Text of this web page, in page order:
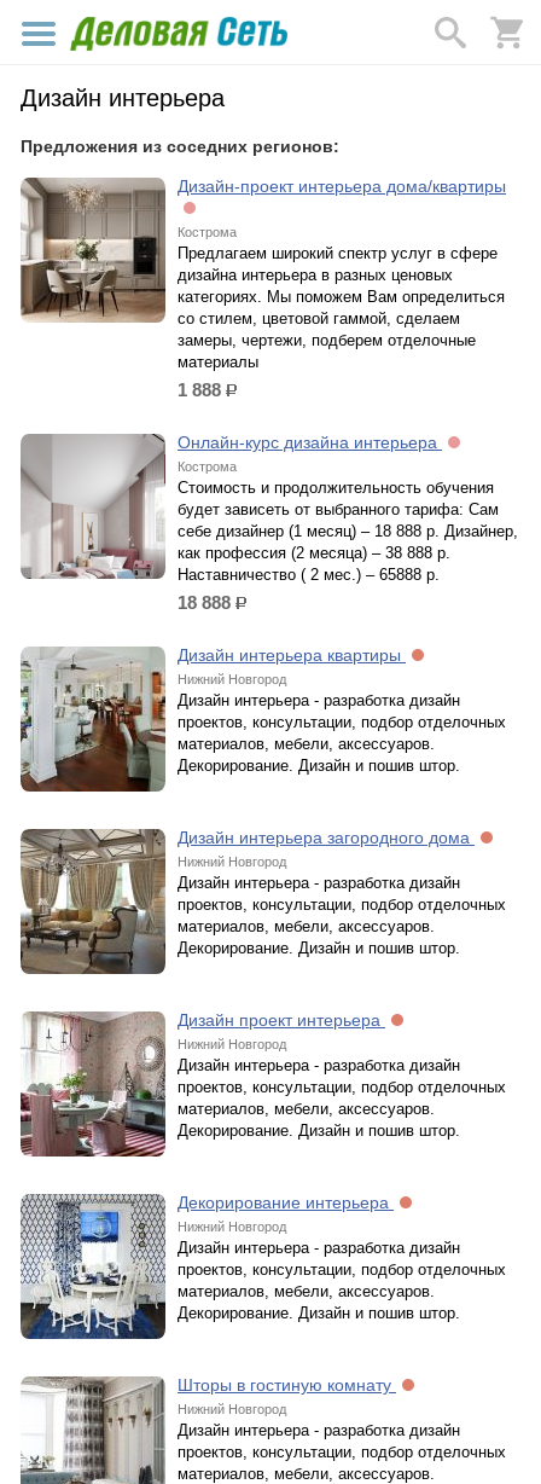
Дизайн интерьера
Предложения из соседних регионов:
Дизайн-проект интерьера дома/квартиры
Кострома
Предлагаем широкий спектр услуг в сфере
дизайна интерьера в разных ценовых
категориях. Мы поможем Вам определиться
со стилем, цветовой гаммой, сделаем
замеры, чертежи, подберем отделочные
материалы
1 888 р.
Онлайн-курс дизайна интерьера
Кострома
Стоимость и продолжительность обучения
будет зависеть от выбранного тарифа: Сам
себе дизайнер (1 месяц) – 18 888 р. Дизайнер,
как профессия (2 месяца) – 38 888 р.
Наставничество ( 2 мес.) – 65888 р.
18 888 р.
Дизайн интерьера квартиры
Нижний Новгород
Дизайн интерьера - разработка дизайн
проектов, консультации, подбор отделочных
материалов, мебели, аксессуаров.
Декорирование. Дизайн и пошив штор.
Дизайн интерьера загородного дома
Нижний Новгород
Дизайн интерьера - разработка дизайн
проектов, консультации, подбор отделочных
материалов, мебели, аксессуаров.
Декорирование. Дизайн и пошив штор.
Дизайн проект интерьера
Нижний Новгород
Дизайн интерьера - разработка дизайн
проектов, консультации, подбор отделочных
материалов, мебели, аксессуаров.
Декорирование. Дизайн и пошив штор.
Декорирование интерьера
Нижний Новгород
Дизайн интерьера - разработка дизайн
проектов, консультации, подбор отделочных
материалов, мебели, аксессуаров.
Декорирование. Дизайн и пошив штор.
Шторы в гостиную комнату
Нижний Новгород
Дизайн интерьера - разработка дизайн
проектов, консультации, подбор отделочных
материалов, мебели, аксессуаров.